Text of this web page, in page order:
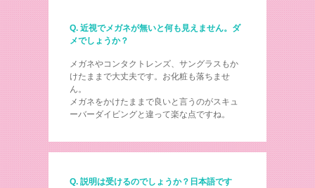
Q. 近視でメガネが無いと何も見えません。ダ
メでしょうか？
メガネやコンタクトレンズ、サングラスもか
けたままで大丈夫です。お化粧も落ちませ
ん。
メガネをかけたままで良いと言うのがスキュ
ーバーダイビングと違って楽な点ですね。
Q. 説明は受けるのでしょうか？日本語です